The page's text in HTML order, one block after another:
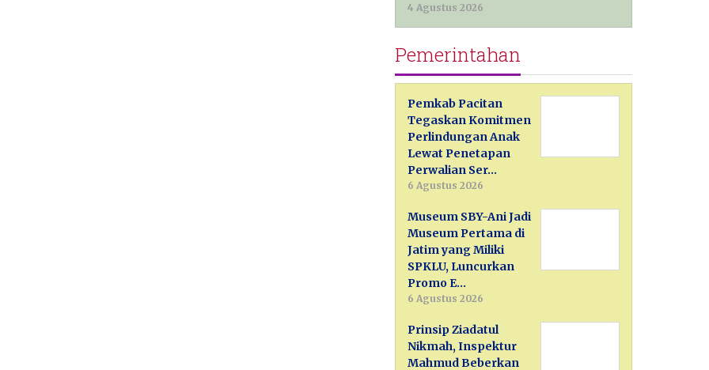
4 Agustus 2026
Pemerintahan
Pemkab Pacitan
Tegaskan Komitmen
Perlindungan Anak
Lewat Penetapan
Perwalian Ser…
6 Agustus 2026
Museum SBY-Ani Jadi
Museum Pertama di
Jatim yang Miliki
SPKLU, Luncurkan
Promo E…
6 Agustus 2026
Prinsip Ziadatul
Nikmah, Inspektur
Mahmud Beberkan